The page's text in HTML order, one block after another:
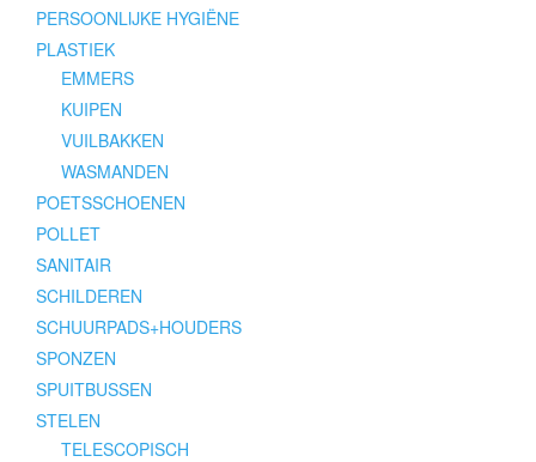
PERSOONLIJKE HYGIËNE
PLASTIEK
EMMERS
KUIPEN
VUILBAKKEN
WASMANDEN
POETSSCHOENEN
POLLET
SANITAIR
SCHILDEREN
SCHUURPADS+HOUDERS
SPONZEN
SPUITBUSSEN
STELEN
TELESCOPISCH